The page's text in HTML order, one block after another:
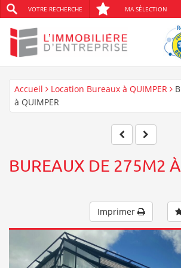
VOTRE RECHERCHE MA SÉLECTION
Accueil Location Bureaux à QUIMPER
à QUIMPER
BUREAUX DE 275M2
Imprimer